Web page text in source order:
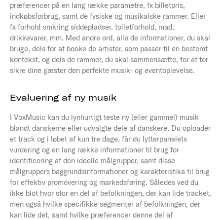
præferencer på en lang række parametre, fx billetpris,
indkøbsforbrug, samt de fysiske og musikalske rammer. Eller
fx forhold omkring siddepladser, toiletforhold, mad,
drikkevarer, mm. Med andre ord, alle de informationer, du skal
bruge, dels for at booke de artister, som passer til en bestemt
kontekst, og dels de rammer, du skal sammensætte, for at for
sikre dine gæster den perfekte musik- og eventoplevelse.
Evaluering af ny musik
I VoxMusic kan du lynhurtigt teste ny (eller gammel) musik
blandt danskerne eller udvalgte dele af danskere. Du oploader
et track og i løbet af kun tre dage, får du lytterpanelets
vurdering og en lang række informationer til brug for
identificering af den ideelle målgrupper, samt disse
målgruppers baggrundsinformationer og karakteristika til brug
for effektiv promovering og markedsføring. Således ved du
ikke blot hvor stor en del af befolkningen, der kan lide tracket,
men også hvilke specifikke segmenter af befolkningen, der
kan lide det, samt hvilke præferencer denne del af